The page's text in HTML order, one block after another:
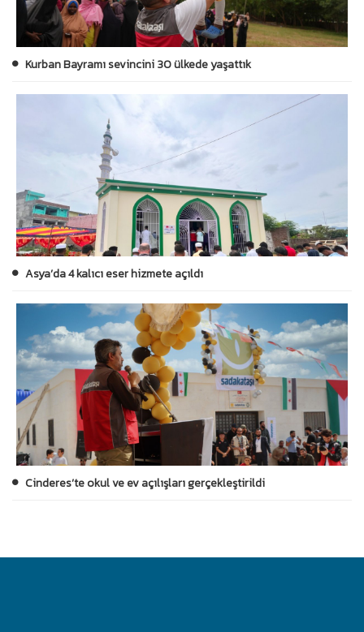
Kurban Bayramı sevincini 30 ülkede yaşattık
Asya’da 4 kalıcı eser hizmete açıldı
Cinderes’te okul ve ev açılışları gerçekleştirildi